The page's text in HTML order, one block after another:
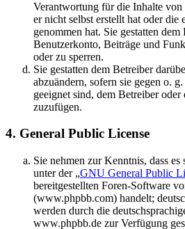
Verantwortung für die Inhalte
er nicht selbst erstellt hat oder die
genommen hat. Sie gestatten
Benutzerkonto, Beiträge und
oder zu sperren.
Sie gestatten dem Betreiber
abzuändern, sofern sie gegen o.
geeignet sind, dem Betreiber
zuzufügen.
4. General Public License
Sie nehmen zur Kenntnis, dass
unter der „GNU General Public
bereitgestellten Foren-Software
(www.phpbb.com) handelt;
werden durch die
www.phpbb.de zur Verfügung